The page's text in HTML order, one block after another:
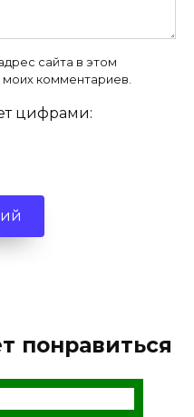
сайта в этом
комментариев.
цифрами:
понравиться